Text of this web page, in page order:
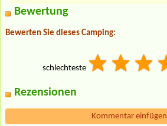
Bewertung
Bewerten Sie dieses Camping:
schlechteste
Rezensionen
Kommentar einfügen